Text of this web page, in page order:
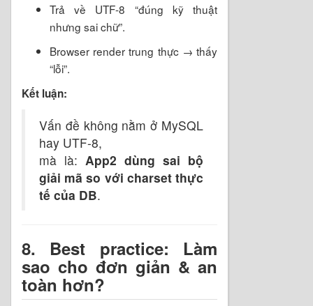
Trả về UTF-8 “đúng kỹ thuật
nhưng sai chữ”.
Browser render trung thực → thấy
“lỗi”.
Kết luận:
Vấn đề không nằm ở MySQL
hay UTF-8,
mà là: App2 dùng sai bộ
giải mã so với charset thực
tế của DB.
8. Best practice: Làm
sao cho đơn giản & an
toàn hơn?